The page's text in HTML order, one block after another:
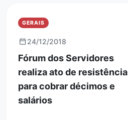
GERAIS
24/12/2018
Fórum dos Servidores
realiza ato de resistência
para cobrar décimos e
salários